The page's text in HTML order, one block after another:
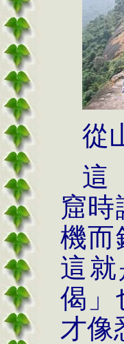
從
這
窟時
機而
這
偈」
才像